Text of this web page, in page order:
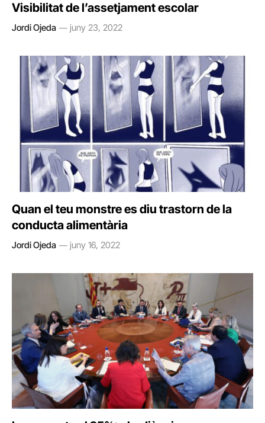
Visibilitat de l’assetjament escolar
Jordi Ojeda juny 23, 2022
Quan el teu monstre es diu trastorn de la
conducta alimentària
Jordi Ojeda juny 16, 2022